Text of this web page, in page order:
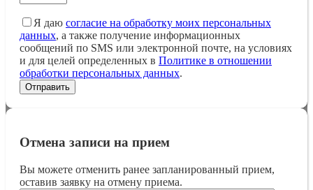
Я даю согласие на обработку моих персональных
данных, а также получение информационных
сообщений по SMS или электронной почте, на условиях
и для целей определенных в Политике в отношении
обработки персональных данных.
Отмена записи на прием
Вы можете отменить ранее запланированный прием,
оставив заявку на отмену приема.